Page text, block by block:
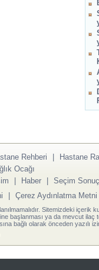
Rehberi | Hastane
Ocağı
| Haber | Seçim
| Çerez Aydınlatma Metni
Sitemizdeki içerik
başlanması ya da mevcut ilaç
bağlı olarak önceden yazılı